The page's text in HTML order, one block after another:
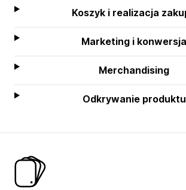
Koszyk i realizacja
Marketing i konwersja
Merchandising
Odkrywanie produktu